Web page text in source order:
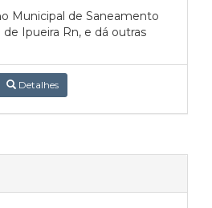
Municipal de Saneamento
Ipueira Rn, e dá outras
Detalhes